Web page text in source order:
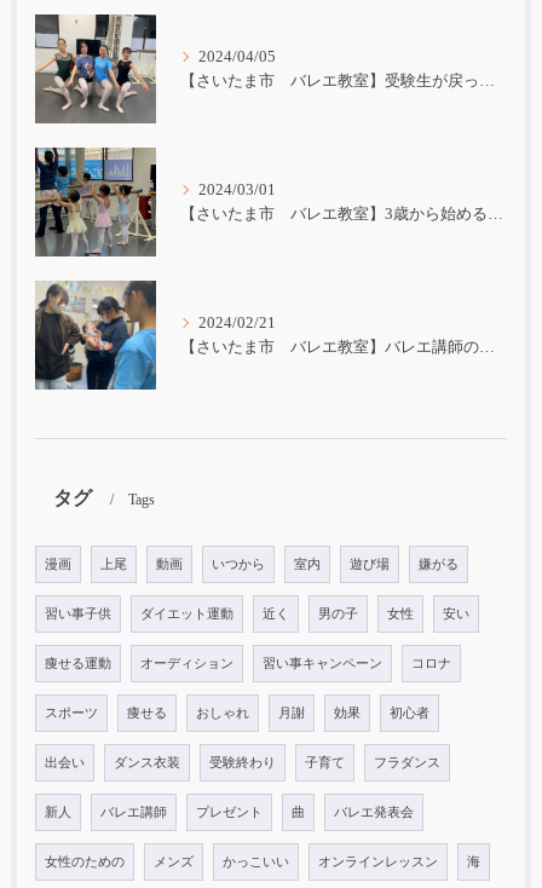
2024/04/05
2024/03/01
2024/02/21
【さいたま市 バレエ教室】バレエ講師の子育て
タグ Tags
漫画 上尾 動画 いつから 室内 遊び場 嫌がる
習い事子供 ダイエット運動 近く 男の子 女性 安い
痩せる運動 オーディション 習い事キャンペーン コロナ
スポーツ 痩せる おしゃれ 月謝 効果 初心者
出会い ダンス衣装 受験終わり 子育て フラダンス
新人 バレエ講師 プレゼント 曲 バレエ発表会
女性のための メンズ かっこいい オンラインレッスン 海